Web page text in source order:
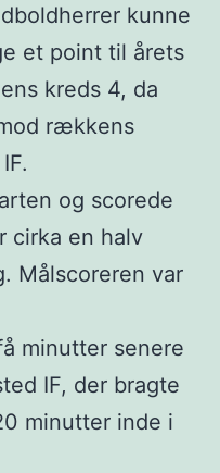
kunne
et point til årets
kreds 4, da
rækkens
og scorede
cirka en halv
Målscoreren var
minutter senere
IF, der bragte
minutter inde i